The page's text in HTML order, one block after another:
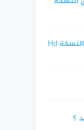
تحميل كتاب الجريمة والعقاب الجزء الأول النسخة Hd
؟